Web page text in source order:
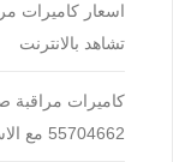
اسعار كاميرات
تشاهد بالانترنت
كاميرات مراقبة
55704662 مع الاسعار